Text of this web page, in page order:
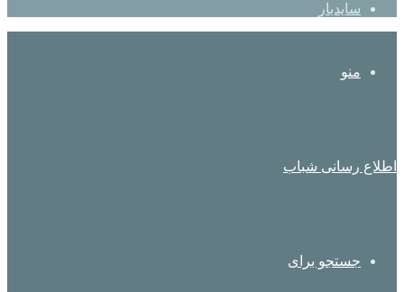
سایدبار
منو
اطلاع رسانی شباب
جستجو برای